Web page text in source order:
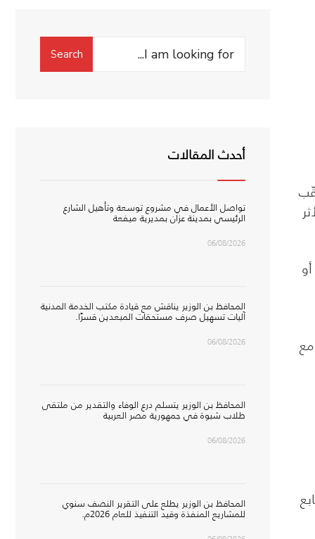
مع
Search
Search
أحدث المقالات
تواصل الأعمال في مشروع توسعة وتأهيل الشارع
الرئيسي بمدينة عزان بمديرية ميفعة
06/08/2026
المحافظ بن الوزير يناقش مع قيادة مكتب الخدمة المدنية
آليات تسهيل صرف مستحقات المبعدين قسرًا.
06/08/2026
المحافظ بن الوزير يتسلم درع الوفاء والتقدير من ملتقى
طلاب شبوة في جمهورية مصر العربية
06/08/2026
المحافظ بن الوزير يطلع على التقرير النصف سنوي
للمشاريع المنفذة وقيد التنفيذ للعام 2026م.